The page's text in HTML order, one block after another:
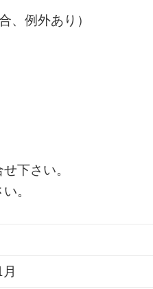
例外あり）
下さい。
。